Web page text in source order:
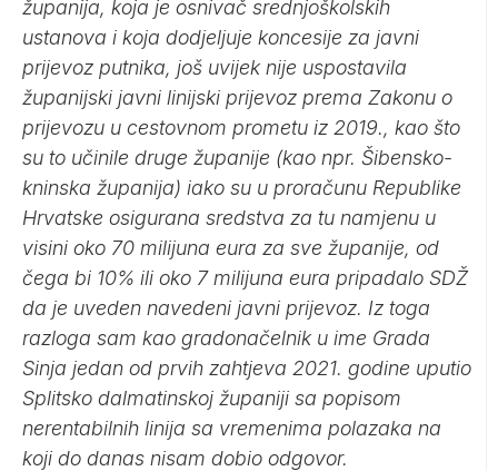
županija, koja je osnivač srednjoškolskih
ustanova i koja dodjeljuje koncesije za javni
prijevoz putnika, još uvijek nije uspostavila
županijski javni linijski prijevoz prema Zakonu o
prijevozu u cestovnom prometu iz 2019., kao što
su to učinile druge županije (kao npr. Šibensko-
kninska županija) iako su u proračunu Republike
Hrvatske osigurana sredstva za tu namjenu u
visini oko 70 milijuna eura za sve županije, od
čega bi 10% ili oko 7 milijuna eura pripadalo SDŽ
da je uveden navedeni javni prijevoz. Iz toga
razloga sam kao gradonačelnik u ime Grada
Sinja jedan od prvih zahtjeva 2021. godine uputio
Splitsko dalmatinskoj županiji sa popisom
nerentabilnih linija sa vremenima polazaka na
koji do danas nisam dobio odgovor.